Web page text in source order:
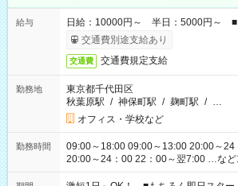
給与
日給：10000円～ 半日：5000円～ ■
交通費別途支給あり
交通費 交通費規定支給
勤務地
東京都千代田区
秋葉原駅 / 神保町駅 / 麹町駅 / …
オフィス・学校など
勤務時間
09:00～18:00 09:00～13:00 20:00～
20:00～24：00 22：00～翌7:00 …など1日4
シフトもございます！ お気軽にご相談